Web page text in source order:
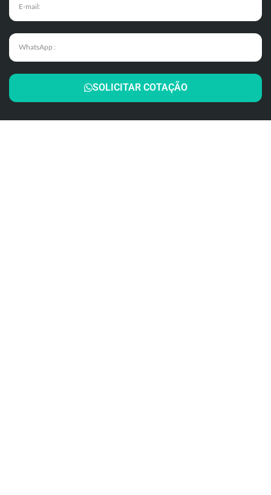
SOLICITAR COTAÇÃO